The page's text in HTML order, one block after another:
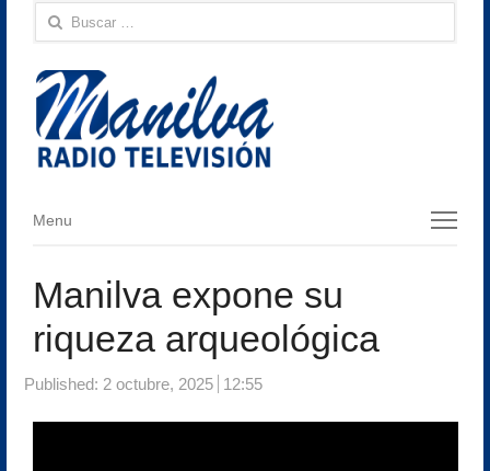
Buscar:
Menu
Menu
Manilva expone su
riqueza arqueológica
Published: 2 octubre, 2025 12:55